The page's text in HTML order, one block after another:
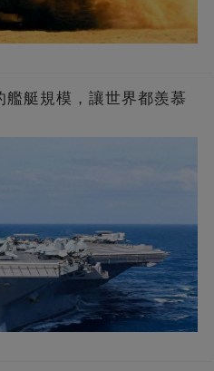
艇規模，讓世界都羨慕